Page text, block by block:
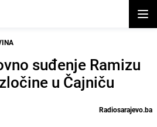
suđenje Ramizu
u Čajniču
Radiosarajevo.ba